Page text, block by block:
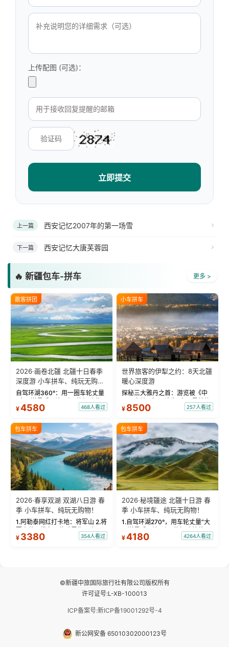
上传配图 (可选)：
立即提交
上一篇 西安记忆2007年的第一场雪
下一篇 西安记忆大唐芙蓉园
🔥 新疆包车-拼车 更多 >
散客拼团
2026·画卷北疆 北疆十日春季
深度游 小车拼车、纯玩无购
物！
自驾环湖360°：用一圈车轮丈量
“大西洋最后一滴眼泪”的极致蔚
蓝。 赛湖旅拍：甄选多款风格服
绝美瞬间。 赛湖坦克300跟车视
频：专业摄影师...
¥4580 468人看过
小车拼车
世界旅客的伊犁之约：8天北疆
暖心深度游
探秘三大雅丹之首：游览被《中
国国家地理》评选为“中国最美的
三大雅丹”第一名的克拉玛依魔鬼
瓦人最大村落——禾木村，欣赏
晨雾与小木...
¥ 8500 257人看过
包车拼车
2026·春享双湖 双湖八日游 春
季 小车拼车、纯玩无购物！
1.阿勒泰网红打卡地：将军山 2.将
军山落日缆车，体验雪都风光 3.
将军山，夕阳派对，蹦迪party 4.
¥ 3380 354人看过
包车拼车
2026·秘境疆途 北疆十日游 春
季 小车拼车、纯玩无购物！
1.自驾环湖270°，用车轮丈量“大
西洋最后一滴眼泪”的极致蔚蓝，
让雪山、花海与深邃湖水在转弯
¥4180 4264人看过
©新疆中旅国际旅行社有限公司版权所有
许可证号:L-XB-100013
ICP备案号:新ICP备19001292号-4
新公网安备 65010302000123号